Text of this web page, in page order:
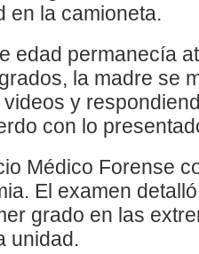
en la camioneta.
edad permanecía
la madre se
y
con lo
Médico Forense
El examen
grado en las
unidad.